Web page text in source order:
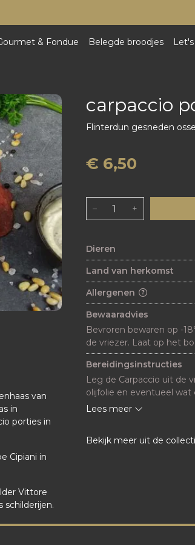
& Fondue Belegde broodjes Let's
van
in
porties in
Cipiani in
Vittore
schilderijen.
carpaccio
Flinterdun gesneden
€ 6,50
– +
Dieren
Land van herkomst
Allergenen
Bewaaradvies
Bevroren bewaren op -
de vriezer. Laat op het
Bereidingsinstructies
Leg de Carpaccio uit de
olijfolie en eventueel wat
Parmezaanse kaas
Lees meer
Bekijk meer uit de